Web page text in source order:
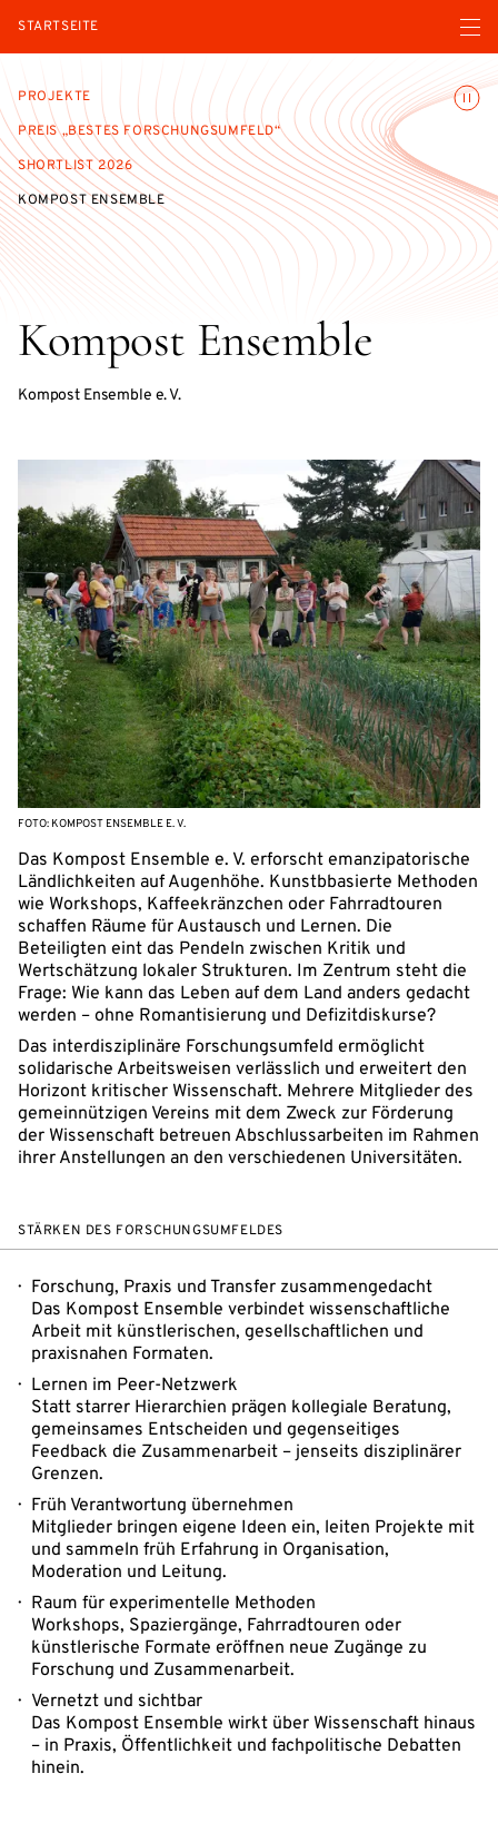
STARTSEITE Menü
PROJEKTE
PREIS „BESTES FORSCHUNGSUMFELD“
SHORTLIST 2026
KOMPOST ENSEMBLE
Kompost Ensemble
Kompost Ensemble e. V.
FOTO: KOMPOST ENSEMBLE E. V.
Das Kompost Ensemble e. V. erforscht emanzipatorische
Ländlichkeiten auf Augenhöhe. Kunstbbasierte Methoden
wie Workshops, Kaffeekränzchen oder Fahrradtouren
schaffen Räume für Austausch und Lernen. Die
Beteiligten eint das Pendeln zwischen Kritik und
Wertschätzung lokaler Strukturen. Im Zentrum steht die
Frage: Wie kann das Leben auf dem Land anders gedacht
werden – ohne Romantisierung und Defizitdiskurse?
Das interdisziplinäre Forschungsumfeld ermöglicht
solidarische Arbeitsweisen verlässlich und erweitert den
Horizont kritischer Wissenschaft. Mehrere Mitglieder des
gemeinnützigen Vereins mit dem Zweck zur Förderung
der Wissenschaft betreuen Abschlussarbeiten im Rahmen
ihrer Anstellungen an den verschiedenen Universitäten.
STÄRKEN DES FORSCHUNGSUMFELDES
Forschung, Praxis und Transfer zusammengedacht
Das Kompost Ensemble verbindet wissenschaftliche
Arbeit mit künstlerischen, gesellschaftlichen und
praxisnahen Formaten.
Lernen im Peer-Netzwerk
Statt starrer Hierarchien prägen kollegiale Beratung,
gemeinsames Entscheiden und gegenseitiges
Feedback die Zusammenarbeit – jenseits disziplinärer
Grenzen.
Früh Verantwortung übernehmen
Mitglieder bringen eigene Ideen ein, leiten Projekte mit
und sammeln früh Erfahrung in Organisation,
Moderation und Leitung.
Raum für experimentelle Methoden
Workshops, Spaziergänge, Fahrradtouren oder
künstlerische Formate eröffnen neue Zugänge zu
Forschung und Zusammenarbeit.
Vernetzt und sichtbar
Das Kompost Ensemble wirkt über Wissenschaft hinaus
– in Praxis, Öffentlichkeit und fachpolitische Debatten
hinein.